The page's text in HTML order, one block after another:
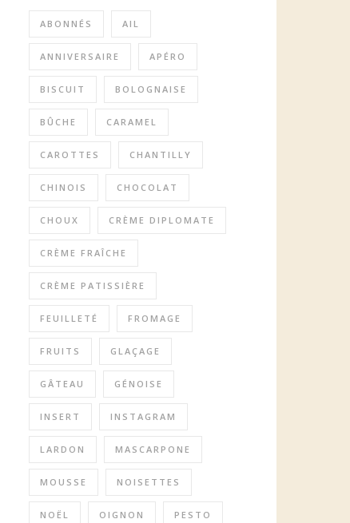
ABONNÉS AIL
ANNIVERSAIRE APÉRO
BISCUIT BOLOGNAISE
BÛCHE CARAMEL
CAROTTES CHANTILLY
CHINOIS CHOCOLAT
CHOUX CRÈME DIPLOMATE
CRÈME FRAÎCHE
CRÈME PATISSIÈRE
FEUILLETÉ FROMAGE
FRUITS GLAÇAGE
GÂTEAU GÉNOISE
INSERT INSTAGRAM
LARDON MASCARPONE
MOUSSE NOISETTES
NOËL OIGNON PESTO